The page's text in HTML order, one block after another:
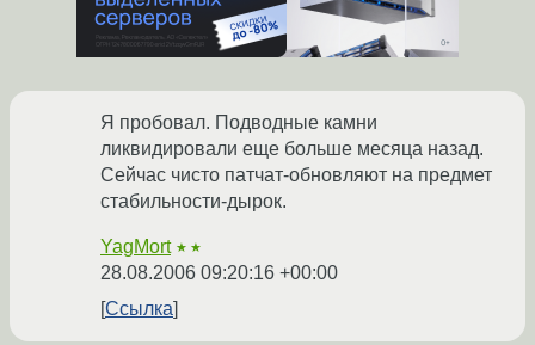
Я пробовал. Подводные камни
ликвидировали еще больше месяца назад.
Сейчас чисто патчат-обновляют на предмет
стабильности-дырок.
YagMort ★★
28.08.2006 09:20:16 +00:00
Ссылка